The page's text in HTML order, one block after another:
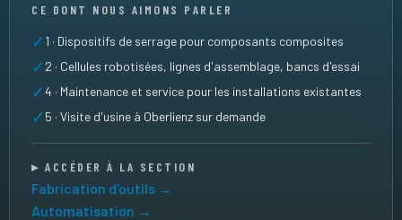
CE DONT NOUS AIMONS PARLER
✓ 1 · Dispositifs de serrage pour composants composites
✓ 2 · Cellules robotisées, lignes d'assemblage, bancs d'essai
✓4 · Maintenance et service pour les installations existantes
✓ 5 · Visite d'usine à Oberlienz sur demande
▸ ACCÉDER À LA SECTION
Fabrication d'outils →
Automatisation →